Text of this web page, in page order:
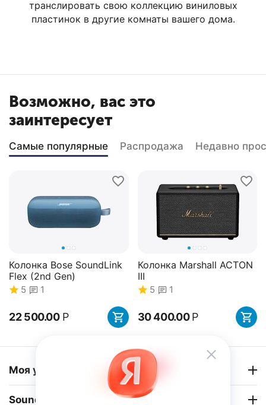
транслировать свою коллекцию виниловых
пластинок в другие комнаты вашего дома.
Возможно, вас это
заинтересует
Самые популярные Распродажа Недавно
Колонка Bose SoundLink
Flex (2nd Gen)
5 1
22 500.00 Р
Колонка Marshall ACTON
III
5 1
30 400.00 Р
Скидка
Моя учетная запись
Sound-Balance